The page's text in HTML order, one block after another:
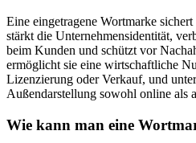
Eine eingetragene Wortmarke
stärkt die Unternehmensidentität,
beim Kunden und schützt vor
ermöglicht sie eine wirtschaftliche
Lizenzierung oder Verkauf, und
Außendarstellung sowohl online als
Wie kann man eine